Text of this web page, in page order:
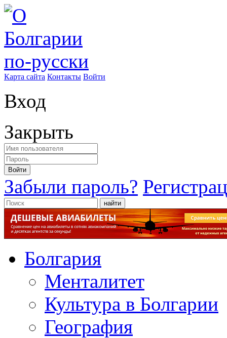
Карта сайта Контакты Войти
Вход
Закрыть
Войти
Забыли пароль?
найти
Болгария
Менталитет
Культура в Болгарии
География